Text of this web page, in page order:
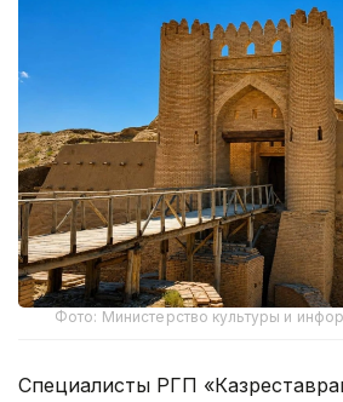
Фото: Министерство культуры и
Специалисты РГП